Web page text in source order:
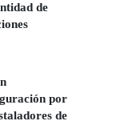
de
por
de